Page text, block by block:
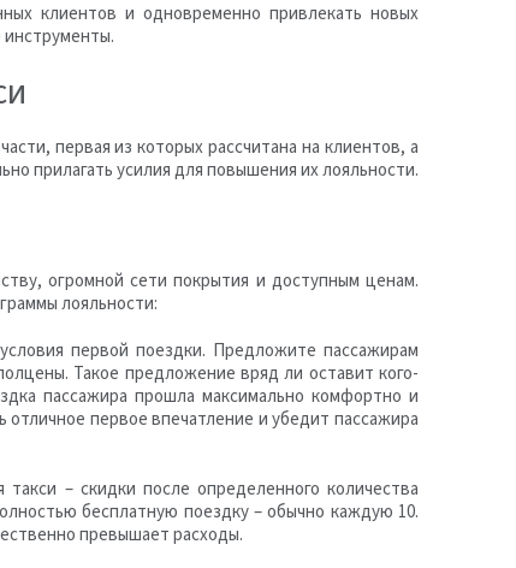
клиентов и одновременно привлекать новых
первая из которых рассчитана на клиентов, а
прилагать усилия для повышения их лояльности.
огромной сети покрытия и доступным ценам.
лояльности:
первой поездки. Предложите пассажирам
Такое предложение вряд ли оставит кого-
пассажира прошла максимально комфортно и
первое впечатление и убедит пассажира
– скидки после определенного количества
бесплатную поездку – обычно каждую 10.
превышает расходы.